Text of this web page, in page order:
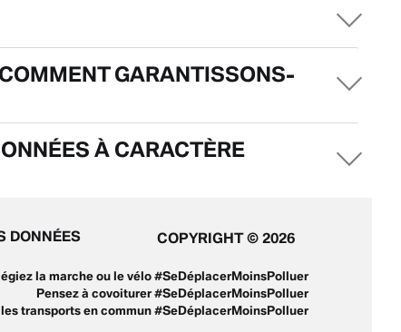
GARANTISSONS-
À CARACTÈRE
DONNÉES COPYRIGHT © 2026
la marche ou le vélo #SeDéplacerMoinsPolluer
Pensez à covoiturer #SeDéplacerMoinsPolluer
transports en commun #SeDéplacerMoinsPolluer